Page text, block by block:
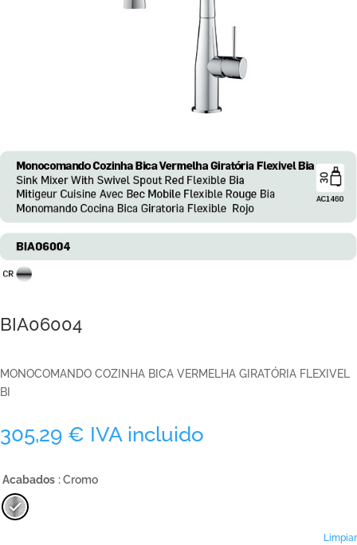
BIA06004
MONOCOMANDO COZINHA BICA VERMELHA GIRATÓRIA FLEXIVEL
BI
305,29 € IVA incluido
Acabados : Cromo
Limpiar